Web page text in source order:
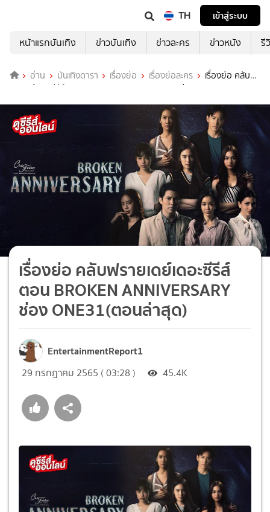
TH
เข้าสู่ระบบ
หน้าแรกบันเทิง
ข่าวบันเทิง ข่าวละคร ข่าวหนัง รี
อ่าน บันเทิงดารา เรื่องย่อ เรื่องย่อละคร
เรื่องย่อ คลับฟ
รายเดย์เดอะซีรีส์ ตอน BROKEN ANNIVERSARY ช่อง ONE31(ตอน
เรื่องย่อ คลับฟรายเดย์เดอะซีรีส์
ตอน BROKEN ANNIVERSARY
ช่อง ONE31(ตอนล่าสุด)
EntertainmentReport1
29 กรกฎาคม 2565 ( 03:28 ) 45.4K